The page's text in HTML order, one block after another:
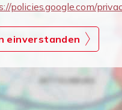
policies.google.com/
einverstanden